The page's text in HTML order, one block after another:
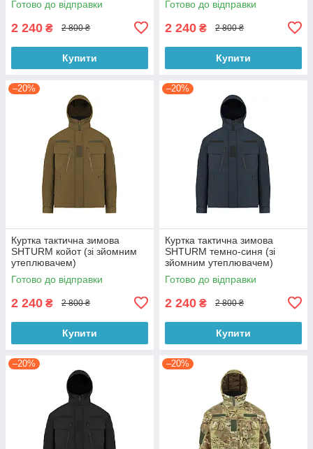
Готово до відправки
2 240 ₴ 2 800 ₴
Купити
Готово до відправки
2 240 ₴ 2 800 ₴
Купити
–20%
Куртка тактична зимова
SHTURM койот (зі зйомним
утеплювачем)
Готово до відправки
2 240 ₴ 2 800 ₴
Купити
–20%
Куртка тактична зимова
SHTURM темно-синя (зі
зйомним утеплювачем)
Готово до відправки
2 240 ₴ 2 800 ₴
Купити
–20% –20%